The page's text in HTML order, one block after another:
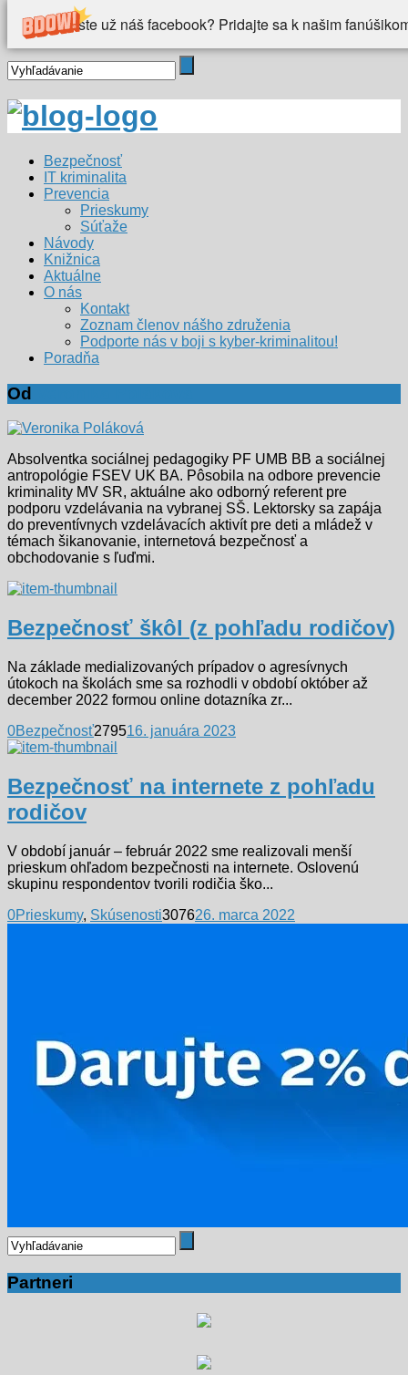
Videli ste už náš facebook? Pridajte sa k našim
Bezpečnosť
IT kriminalita
Prevencia
Prieskumy
Súťaže
Návody
Knižnica
Aktuálne
O nás
Kontakt
Zoznam členov nášho združenia
Podporte nás v boji s kyber-kriminalitou!
Poradňa
Od
Absolventka sociálnej pedagogiky PF UMB BB a sociálnej
antropológie FSEV UK BA. Pôsobila na odbore prevencie
kriminality MV SR, aktuálne ako odborný referent pre
podporu vzdelávania na vybranej SŠ. Lektorsky sa zapája
do preventívnych vzdelávacích aktivít pre deti a mládež v
témach šikanovanie, internetová bezpečnosť a
obchodovanie s ľuďmi.
Bezpečnosť škôl (z pohľadu rodičov)
Na základe medializovaných prípadov o agresívnych
útokoch na školách sme sa rozhodli v období október až
december 2022 formou online dotazníka zr...
0Bezpečnosť279516. januára 2023
Bezpečnosť na internete z pohľadu
rodičov
V období január – február 2022 sme realizovali menší
prieskum ohľadom bezpečnosti na internete. Oslovenú
skupinu respondentov tvorili rodičia ško...
0Prieskumy, Skúsenosti307626. marca 2022
Partneri